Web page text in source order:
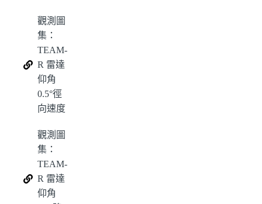
觀測圖
集：
TEAM-
R 雷達
仰角
0.5°徑
向速度
觀測圖
集：
TEAM-
R 雷達
仰角